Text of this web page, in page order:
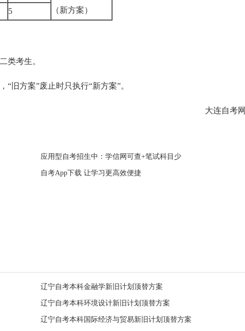
（新方案）
5
类考生。
方案”废止时只执行“新方案”。
大连自考网
应用型自考招生中：学信网可查+笔试科目少
自考App下载 让学习更高效便捷
辽宁自考本科金融学新旧计划顶替方案
辽宁自考本科环境设计新旧计划顶替方案
辽宁自考本科国际经济与贸易新旧计划顶替方案